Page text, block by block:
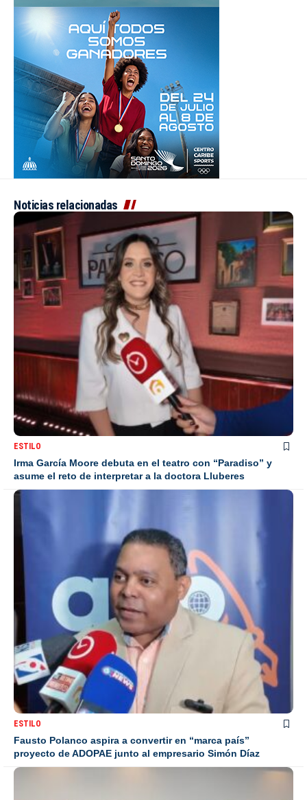
Noticias relacionadas
ESTILO
Irma García Moore debuta en el teatro con “Paradiso” y
asume el reto de interpretar a la doctora Lluberes
ESTILO
Fausto Polanco aspira a convertir en “marca país”
proyecto de ADOPAE junto al empresario Simón Díaz